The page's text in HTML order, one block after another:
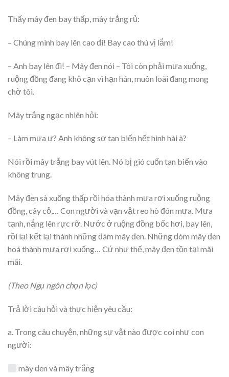
Thấy mây đen bay thấp, mây trắng rủ:
– Chúng mình bay lên cao đi! Bay cao thú vị lắm!
– Anh bay lên đi! – Mây đen nói – Tôi còn phải mưa xuống,
ruộng đồng đang khô cạn vì hạn hán, muôn loài đang mong
chờ tôi.
Mây trắng ngạc nhiên hỏi:
– Làm mưa ư? Anh không sợ tan biến hết hình hài à?
Nói rồi mây trắng bay vút lên. Nó bị gió cuốn tan biến vào
không trung.
Mây đen sà xuống thấp rồi hóa thành mưa rơi xuống ruộng
đồng, cây cỏ,… Con người và vạn vật reo hò đón mưa. Mưa
tạnh, nắng lên rực rỡ. Nước ở ruộng đồng bốc hơi, bay lên,
rồi lại kết lại thành những đám mây đen. Những đóm mây đen
hoá thành mưa rơi xuống… Cứ như thế, mây đen tồn tại mãi
mãi.
(Theo Ngụ ngôn chọn lọc)
Trả lời câu hỏi và thực hiện yêu cầu:
a. Trong câu chuyện, những sự vật nào được coi như con
người:
mây đen và mây trắng